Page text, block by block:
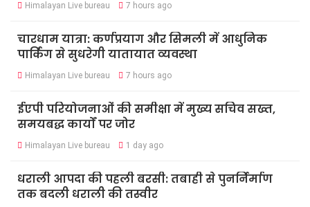
Himalayan Live bureau 7 hours ago
चारधाम यात्रा: कर्णप्रयाग और सिमली में आधुनिक
पार्किंग से सुधरेगी यातायात व्यवस्था
Himalayan Live bureau 7 hours ago
ईएपी परियोजनाओं की समीक्षा में मुख्य सचिव सख्त,
समयबद्ध कार्यों पर जोर
Himalayan Live bureau 1 day ago
धराली आपदा की पहली बरसी: तबाही से पुनर्निर्माण
तक बदली धराली की तस्वीर